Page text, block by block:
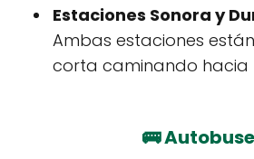
Estaciones Sonora y
Ambas estaciones
corta caminando hacia
🚌